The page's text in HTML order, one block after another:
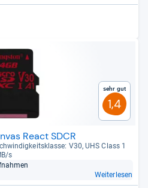
Sehr gut
1,4
React SDCR
V30, UHS Class 1
s
Weiterlesen